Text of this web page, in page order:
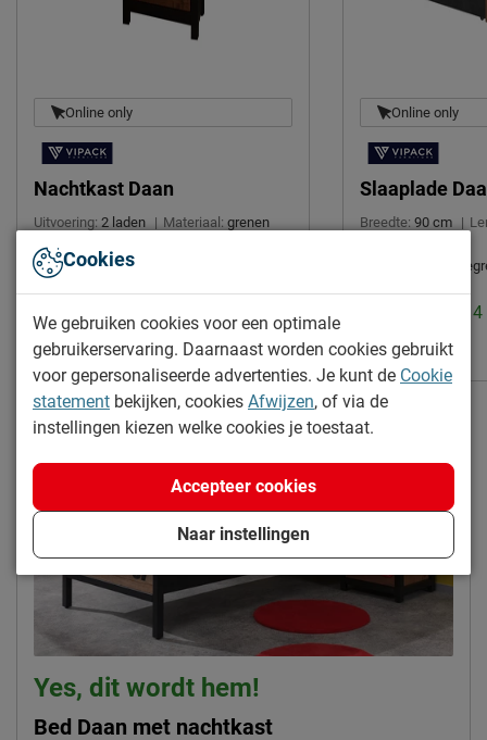
Duurzaamheid
Duurzaam duurzamer product
Leveranciersinformatie
Naam Vipack NV
Locatie
Emailadres
sales@vipack.be
Online only
Nachtkast Daan
Uitvoering: 2 laden | Materiaal: grenen
Levertijd: 2 tot 4 weken
Online only
Slaaplade
Breedte: 90 cm |
niet
Levertijd: 2 tot
249.-
Yes, dit wordt hem!
Bed Daan met nachtkast
Cookies
We gebruiken cookies voor een optimale
gebruikerservaring. Daarnaast worden cookies gebruikt
voor gepersonaliseerde advertenties. Je kunt de Cookie
statement bekijken, cookies Afwijzen, of via de
instellingen kiezen welke cookies je toestaat.
Naar instellingen
Accepteer cookies